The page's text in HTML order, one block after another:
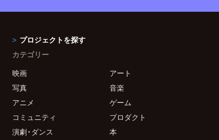
プロジェクトを探す
カテゴリー
映画
アート
写真
音楽
アニメ
ゲーム
コミュニティ
プロダクト
演劇・ダンス
本